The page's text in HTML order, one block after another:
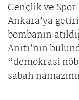
Gençlik ve Spor
Ankara’ya
bombanın
Anıtı’nın
“demokrasi
sabah